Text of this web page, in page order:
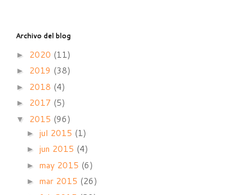
Archivo del blog
►
2020 (11)
► 2019 (38)
► 2018 (4)
► 2017 (5)
▼ 2015 (96)
► jul 2015 (1)
► jun 2015 (4)
► may 2015 (6)
► mar 2015 (26)